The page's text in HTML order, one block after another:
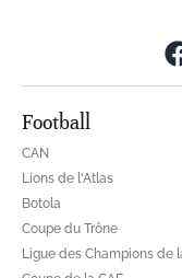
Football
CAN
Lions de l'Atlas
Botola
Coupe du Trône
Ligue des Champions de